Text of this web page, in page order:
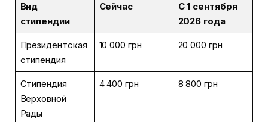
Вид
стипендии
Сейчас
С 1 сентября
2026 года
Президентская
стипендия
10 000 грн 20 000 грн
Стипендия
Верховной
Рады
4 400 грн 8 800 грн